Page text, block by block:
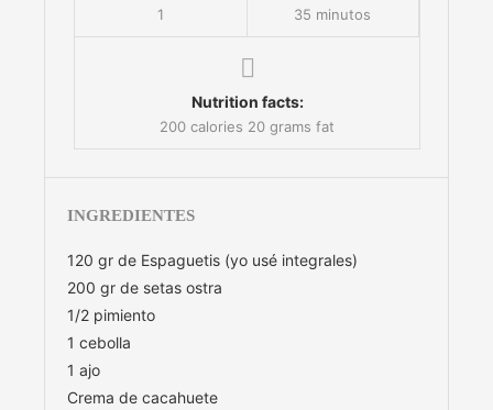
1 35 minutos
Nutrition facts:
200 calories 20 grams fat
INGREDIENTES
120 gr de Espaguetis (yo usé integrales)
200 gr de setas ostra
1/2 pimiento
1 cebolla
1 ajo
Crema de cacahuete